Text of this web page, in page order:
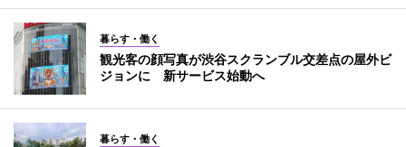
暮らす・働く
観光客の顔写真が渋谷スクランブル交差点の屋外ビ
ジョンに 新サービス始動へ
暮らす・働く